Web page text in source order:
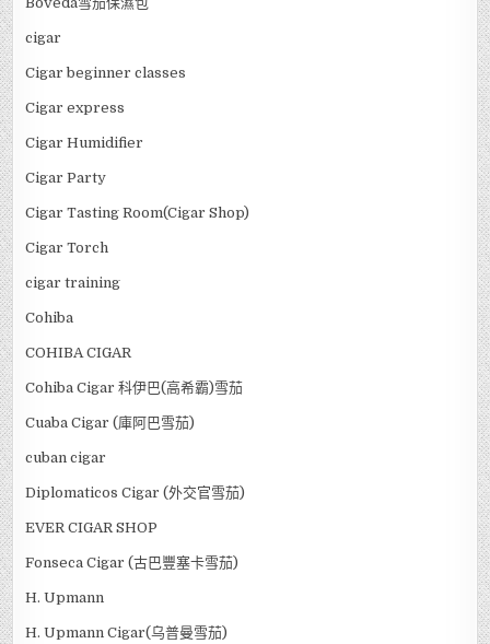
cigar
Cigar beginner classes
Cigar express
Cigar Humidifier
Cigar Party
Cigar Tasting Room(Cigar Shop)
Cigar Torch
cigar training
Cohiba
COHIBA CIGAR
Cohiba Cigar 科伊巴(高希霸)雪茄
Cuaba Cigar (庫阿巴雪茄)
cuban cigar
Diplomaticos Cigar (外交官雪茄)
EVER CIGAR SHOP
Fonseca Cigar (古巴豐塞卡雪茄)
H. Upmann
H. Upmann Cigar(乌普曼雪茄)